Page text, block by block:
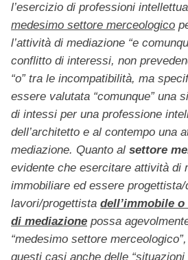
l’esercizio di professioni
medesimo settore merceologico
l’attività di mediazione “e
conflitto di interessi, non
“o” tra le incompatibilità, ma
essere valutata “comunque” una
di intessi per una professione
dell’architetto e al contempo una
mediazione. Quanto al settore
evidente che esercitare attività di
immobiliare ed essere
lavori/progettista dell’immobile
di mediazione possa
“medesimo settore
questi casi anche delle